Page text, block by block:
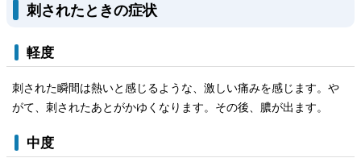
刺されたときの症状
軽度
刺された瞬間は熱いと感じるような、激しい痛みを感じます。や
がて、刺されたあとがかゆくなります。その後、膿が出ます。
中度